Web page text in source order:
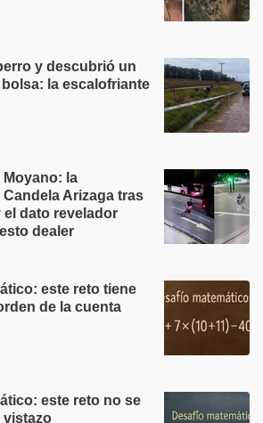
y descubrió un
la escalofriante
la
Arizaga tras
dato revelador
dealer
este reto tiene
de la cuenta
este reto no se
vistazo